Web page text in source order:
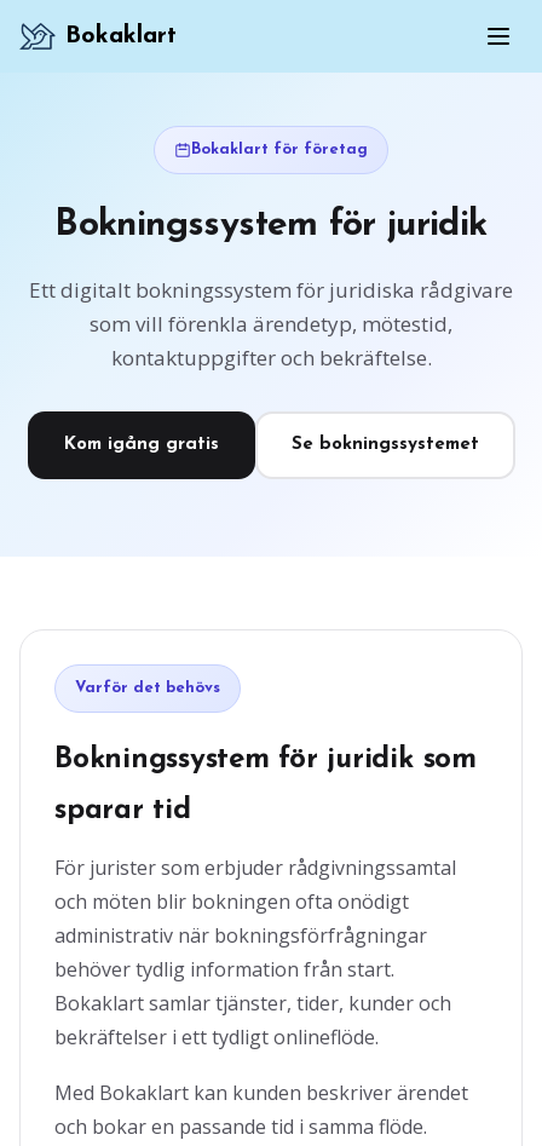
Bokaklart
Bokaklart för företag
Bokningssystem för juridik
Ett digitalt bokningssystem för juridiska rådgivare
som vill förenkla ärendetyp, mötestid,
kontaktuppgifter och bekräftelse.
Kom igång gratis Se bokningssystemet
Varför det behövs
Bokningssystem för juridik som
sparar tid
För jurister som erbjuder rådgivningssamtal
och möten blir bokningen ofta onödigt
administrativ när bokningsförfrågningar
behöver tydlig information från start.
Bokaklart samlar tjänster, tider, kunder och
bekräftelser i ett tydligt onlineflöde.
Med Bokaklart kan kunden beskriver ärendet
och bokar en passande tid i samma flöde.